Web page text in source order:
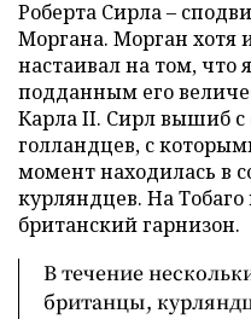
Роберта Сирла –
Моргана. Морган хотя
настаивал на том, что
подданным его
Карла II. Сирл вышиб с
голландцев, с
момент находилась в
курляндцев. На
британский гарнизон.
В течение
британцы,